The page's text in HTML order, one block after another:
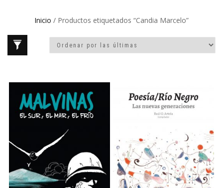
Inicio / Productos etiquetados “Candia Marcelo”